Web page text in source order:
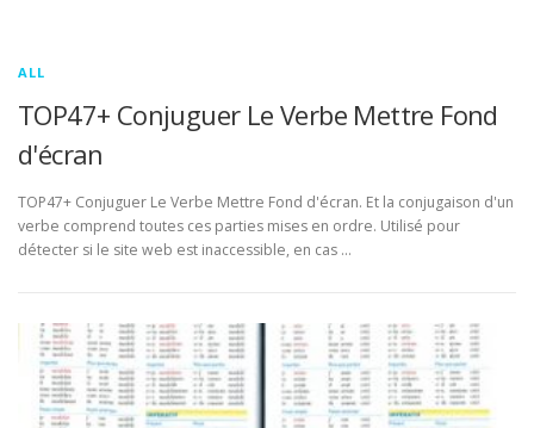
ALL
TOP47+ Conjuguer Le Verbe Mettre Fond
d'écran
TOP47+ Conjuguer Le Verbe Mettre Fond d'écran. Et la conjugaison d'un
verbe comprend toutes ces parties mises en ordre. Utilisé pour
détecter si le site web est inaccessible, en cas …